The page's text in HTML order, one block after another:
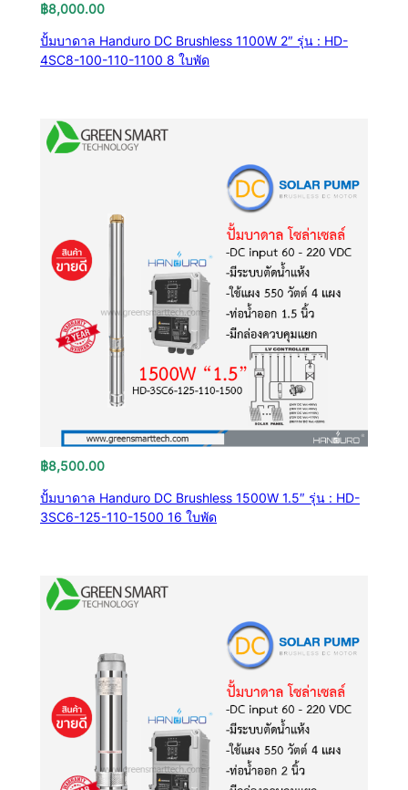
฿8,000.00
ปั้มบาดาล Handuro DC Brushless 1100W 2″ รุ่น : HD-
4SC8-100-110-1100 8 ใบพัด
฿8,500.00
ปั้มบาดาล Handuro DC Brushless 1500W 1.5″ รุ่น : HD-
3SC6-125-110-1500 16 ใบพัด